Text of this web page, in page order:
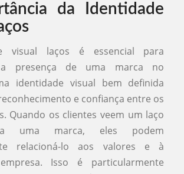
da Identidade
visual laços é essencial para
a presença de uma marca no
identidade visual bem definida
e confiança entre os
Quando os clientes veem um laço
a uma marca, eles podem
relacioná-lo aos valores e à
Isso é particularmente